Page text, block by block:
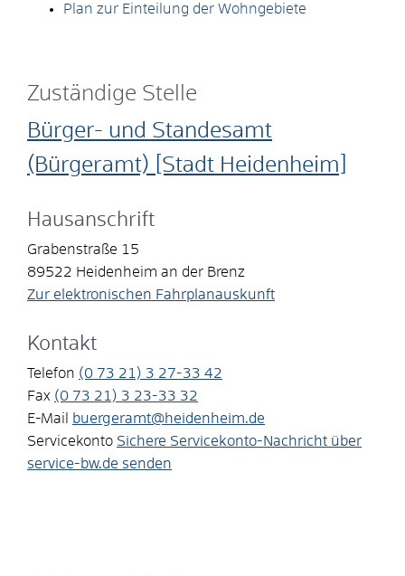
Plan zur Einteilung der Wohngebiete
Zuständige Stelle
Bürger- und Standesamt
(Bürgeramt) [Stadt Heidenheim]
Hausanschrift
Grabenstraße 15
89522 Heidenheim an der Brenz
Zur elektronischen Fahrplanauskunft
Kontakt
Telefon (0 73 21) 3 27-33 42
Fax (0 73 21) 3 23-33 32
E-Mail
buergeramt@heidenheim.de
Servicekonto Sichere Servicekonto-Nachricht über
service-bw.de senden